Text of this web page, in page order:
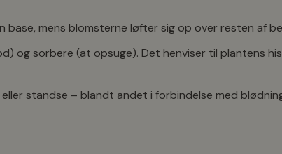
mens blomsterne løfter sig op over resten af
og sorbere (at opsuge). Det henviser til plantens
standse – blandt andet i forbindelse med